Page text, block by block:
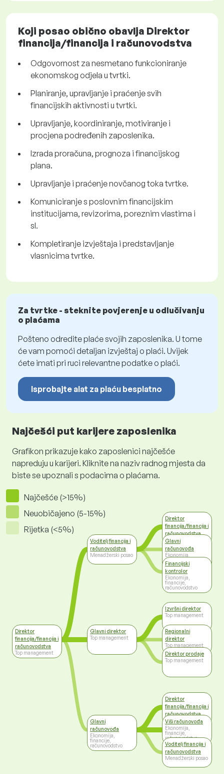
Koji posao obično obavlja Direktor
financija/financija i računovodstva
Odgovornost za nesmetano funkcioniranje
ekonomskog odjela u tvrtki.
Planiranje, upravljanje i praćenje svih
financijskih aktivnosti u tvrtki.
Upravljanje, koordiniranje, motiviranje i
procjena podređenih zaposlenika.
Izrada proračuna, prognoza i financijskog
plana.
Upravljanje i praćenje novčanog toka tvrtke.
Komuniciranje s poslovnim financijskim
institucijama, revizorima, poreznim vlastima i
sl.
Kompletiranje izvještaja i predstavljanje
vlasnicima tvrtke.
Za tvrtke - steknite povjerenje u odlučivanju
o plaćama
Pošteno odredite plaće svojih zaposlenika. U tome
će vam pomoći detaljan izvještaj o plaći. Uvijek
ćete imati pri ruci relevantne podatke o plaći.
Isprobajte alat za plaću besplatno
Najčešći put karijere zaposlenika
Grafikon prikazuje kako zaposlenici najčešće
napreduju u karijeri. Kliknite na naziv radnog mjesta da
biste se upoznali s podacima o plaćama.
Najčešće (>15%)
Neuobičajeno (5-15%)
Rijetka (<5%)
Direktor
financija/financija i
računovodstva
Top management
Voditelj financija i
računovodstva
Menadžerski posao
Glavni direktor
Top management
Glavni
računovođa
Ekonomija,
financije,
računovodstvo
Direktor
financija/financija i
računovodstva
Top management
Glavni
računovođa
Ekonomija,
financije,
računovodstvo
Financijski
kontrolor
Ekonomija,
financije,
računovodstvo
Izvršni direktor
Top management
Regionalni
direktor
Top management
Direktor prodaje
Top management
Direktor
financija/financija i
računovodstva
Top management
Viši računovođa
Ekonomija,
financije,
računovodstvo
Voditelj financija i
računovodstva
Menadžerski posao